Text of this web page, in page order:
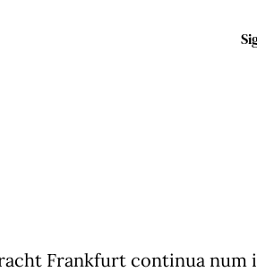
Frankfurt continua num